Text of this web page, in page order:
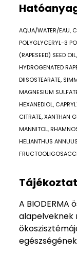
AQUA/WATER/EAU,
POLYGLYCERYL-3
(RAPESEED) SEED
HYDROGENATED
DIISOSTEARATE,
MAGNESIUM
HEXANEDIOL,
CITRATE, XANTHAN
MANNITOL,
HELIANTHUS
A BIODERMA
alapelveknek